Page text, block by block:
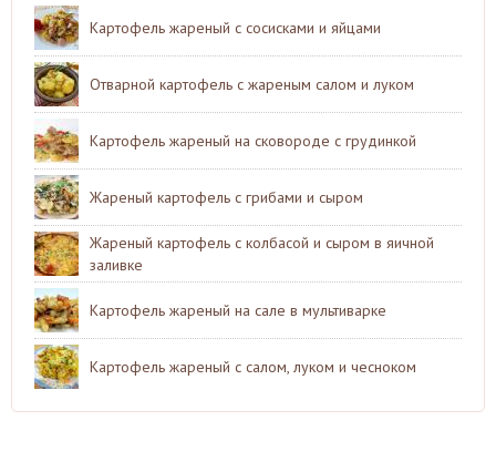
Картофель жареный с сосисками и яйцами
Отварной картофель с жареным салом и луком
Картофель жареный на сковороде с грудинкой
Жареный картофель с грибами и сыром
Жареный картофель с колбасой и сыром в яичной
заливке
Картофель жареный на сале в мультиварке
Картофель жареный с салом, луком и чесноком